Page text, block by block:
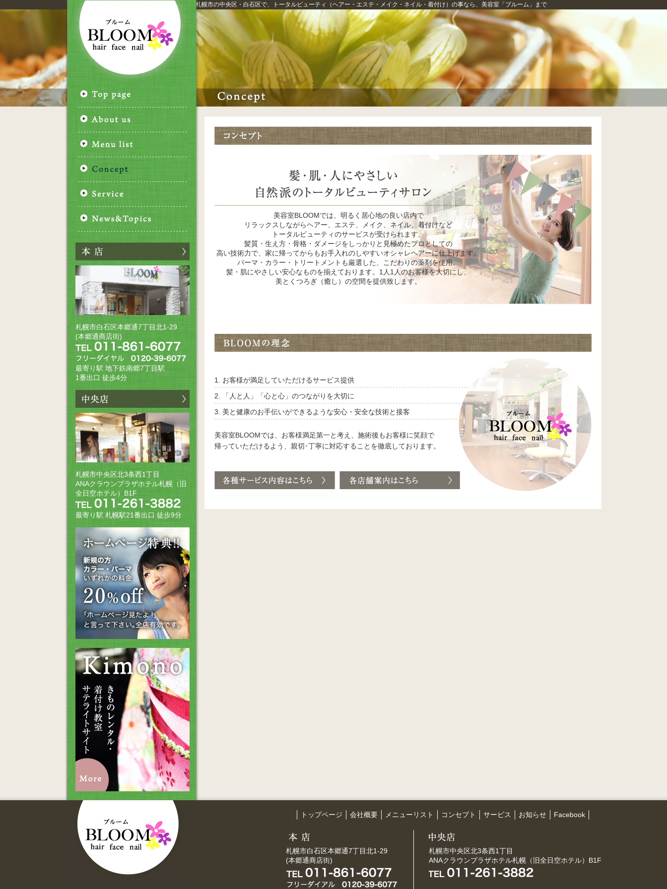
札幌市の中央区・白石区で、 トータルビューティ （ヘアー・エステ・メイク・ネイル・着付け）の事なら、 美容室「ブルーム」 まで
札幌市白石区本郷通7丁目北1-29
(本郷通商店街)
最寄り駅 地下鉄南郷7丁目駅
1番出口 徒歩4分
札幌市中央区北3条西1丁目
ANAクラウンプラザホテル札幌（旧
全日空ホテル）B1F
最寄り駅 札幌駅21番出口 徒歩9分
美容室BLOOMでは、明るく居心地の良い店内で
リラックスしながらヘアー、エステ、メイク、ネイル、着付けなど
トータルビューティのサービスが受けられます。
髪質・生え方・骨格・ダメージをしっかりと見極めたプロとしての
高い技術力で、家に帰ってからもお手入れのしやすいオシャレヘアーに仕上げます。
パーマ・カラー・トリートメントも厳選した、こだわりの薬剤を使用。
髪・肌にやさしい安心なものを揃えております。1人1人のお客様を大切にし、
美とくつろぎ（癒し）の空間を提供致します。
お客様が満足していただけるサービス提供
「人と人」「心と心」のつながりを大切に
美と健康のお手伝いができるような安心・安全な技術と接客
美容室BLOOMでは、お客様満足第一と考え、施術後もお客様に笑顔で
帰っていただけるよう、親切･丁寧に対応することを徹底しております。
トップページ 会社概要 メニューリスト コンセプト サービス お知らせ Facebook
札幌市白石区本郷通7丁目北1-29
(本郷通商店街)
札幌市中央区北3条西1丁目
ANAクラウンプラザホテル札幌（旧全日空ホテル）B1F